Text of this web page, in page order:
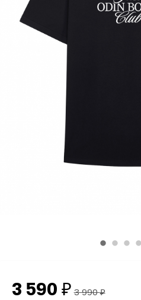
3 590 ₽ 3 990₽